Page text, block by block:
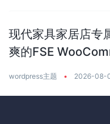
现代家具家居店专
爽的FSE
wordpress主题 • 2026-08-